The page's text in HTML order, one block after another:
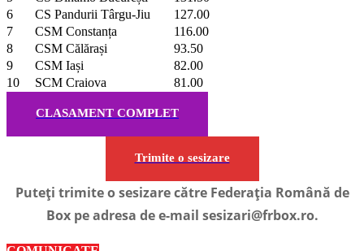
6
CS Pandurii Târgu-Jiu
127.00
7
CSM Constanța
116.00
8
CSM Călărași
93.50
9
CSM Iași
82.00
10
SCM Craiova 81.00
CLASAMENT COMPLET
Trimite o sesizare
Puteți trimite o sesizare către Federația Română de
Box pe adresa de e-mail sesizari@frbox.ro.